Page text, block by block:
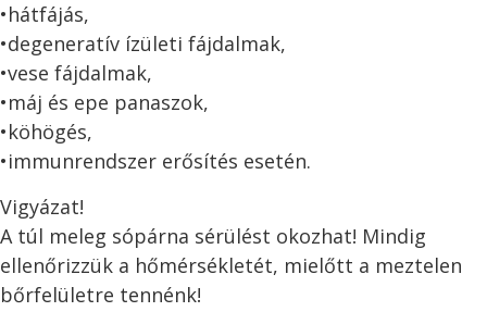
•hátfájás,
•degeneratív ízületi fájdalmak,
•vese fájdalmak,
•máj és epe panaszok,
•köhögés,
•immunrendszer erősítés esetén.
Vigyázat!
A túl meleg sópárna sérülést okozhat! Mindig
ellenőrizzük a hőmérsékletét, mielőtt a meztelen
bőrfelületre tennénk!